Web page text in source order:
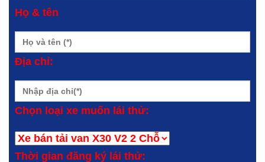
Họ & tên
Địa chỉ:
Chọn loại xe muốn lái thử:
Thời gian đăng ký lái thử: